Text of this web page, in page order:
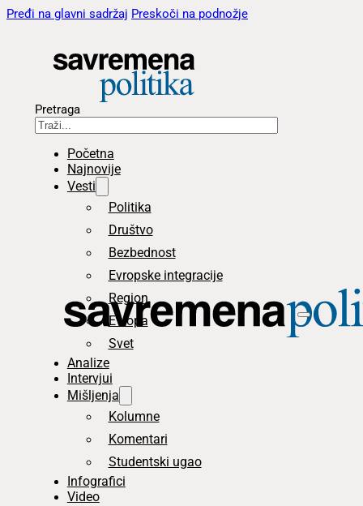
Pređi na glavni sadržaj Preskoči na podnožje
Pretraga
Početna
Najnovije
Vesti
Politika
Društvo
Bezbednost
Evropske integracije
Region
Evropa
Svet
Analize
Intervjui
Mišljenja
Kolumne
Komentari
Studentski ugao
Infografici
Video